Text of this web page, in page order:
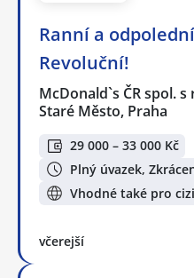
Ranní a
Revoluční!
McDonald`s ČR spol. s
Staré Město, Praha
29 000 – 33 000 Kč
Plný úvazek,
Vhodné také pro
včerejší